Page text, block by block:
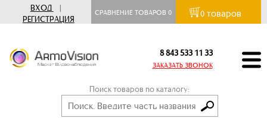
ВХОД
|
РЕГИСТРАЦИЯ
СРАВНЕНИЕ ТОВАРОВ0 0 товаров
8 843 533 11 33
ЗАКАЗАТЬ ЗВОНОК
Поиск товаров по каталогу: